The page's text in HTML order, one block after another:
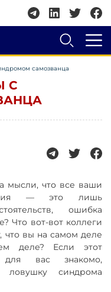
самозванца
С
мысли, что все ваши
— это лишь
ошибка
Что вот-вот коллеги
что вы на самом деле
деле? Если этот
для вас знакомо,
синдрома